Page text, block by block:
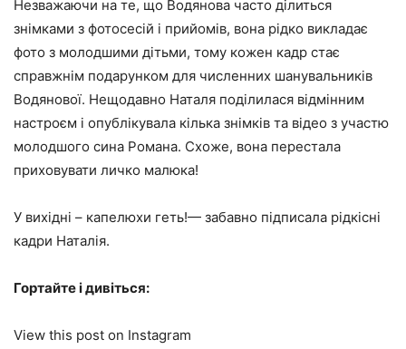
Незважаючи на те, що Водянова часто ділиться
знімками з фотосесій і прийомів, вона рідко викладає
фото з молодшими дітьми, тому кожен кадр стає
справжнім подарунком для численних шанувальників
Водянової. Нещодавно Наталя поділилася відмінним
настроєм і опублікувала кілька знімків та відео з участю
молодшого сина Романа. Схоже, вона перестала
приховувати личко малюка!
У вихідні – капелюхи геть!— забавно підписала рідкісні
кадри Наталія.
Гортайте і дивіться:
View this post on Instagram